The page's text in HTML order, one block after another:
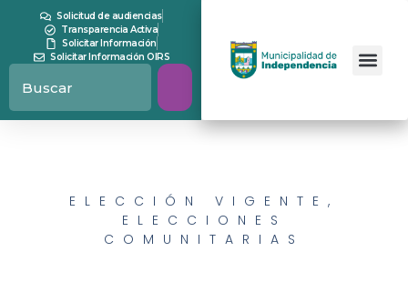
Solicitud de audiencias
Transparencia Activa
Solicitar Información
Solicitar Información OIRS
ELECCIÓN VIGENTE ,
ELECCIONES
COMUNITARIAS